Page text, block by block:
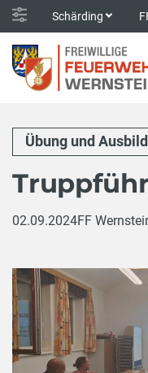
Schärding
Übung und
02.09.2024FF